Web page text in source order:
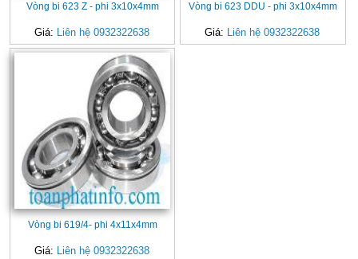
Vòng bi 623 Z - phi 3x10x4mm
Giá: Liên hệ 0932322638
Vòng bi 623 DDU - phi 3x10x4mm
Giá: Liên hệ 0932322638
Vòng bi 619/4- phi 4x11x4mm
Giá: Liên hệ 0932322638